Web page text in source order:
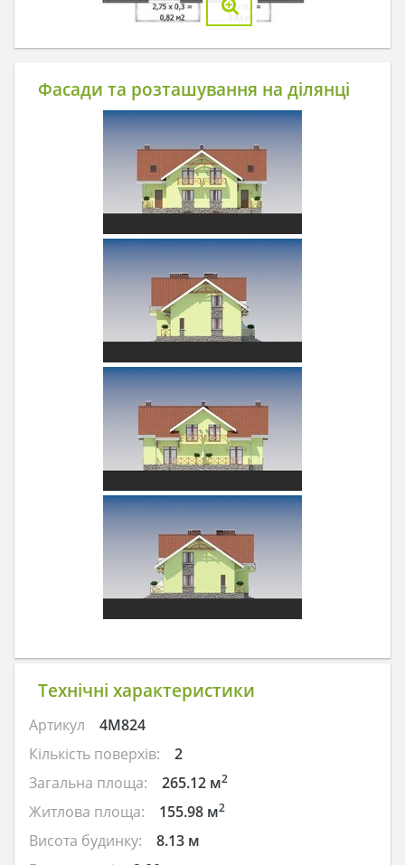
Фасади та розташування на ділянці
Технічні характеристики
Артикул
4M824
Кількість поверхів:
2
Загальна площа:
265.12 м2
Житлова площа: 155.98 м2
Висота будинку:
8.13 м